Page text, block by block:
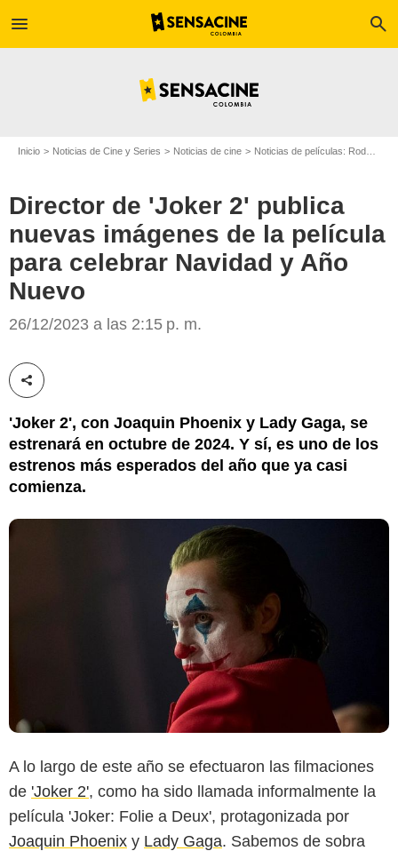
menu search
Inicio Noticias de Cine y Series Noticias de cine Noticias de películas: Rodajes
Director de 'Joker 2' publica
nuevas imágenes de la película
para celebrar Navidad y Año
Nuevo
26/12/2023 a las 2:15 p. m.
Compartir esta noticia
'Joker 2', con Joaquin Phoenix y Lady Gaga, se
estrenará en octubre de 2024. Y sí, es uno de los
estrenos más esperados del año que ya casi
comienza.
Niko Tavernise
A lo largo de este año se efectuaron las filmaciones
de 'Joker 2', como ha sido llamada informalmente la
película 'Joker: Folie a Deux', protagonizada por
Joaquin Phoenix y Lady Gaga. Sabemos de sobra